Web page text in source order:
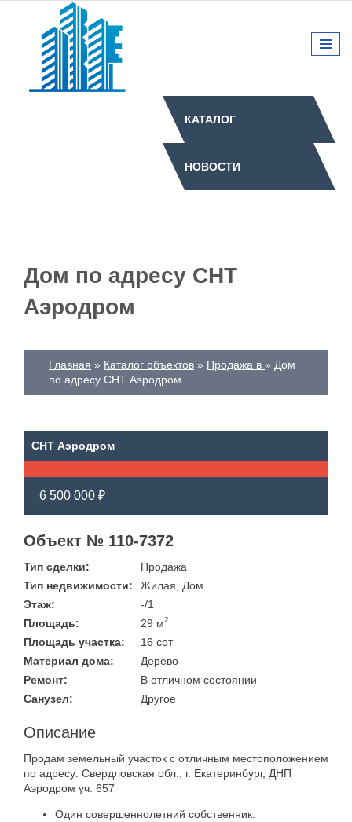
КАТАЛОГ
НОВОСТИ
Дом по адресу СНТ
Аэродром
Главная Каталог объектов Продажа в
Дом
по адресу СНТ Аэродром
СНТ Аэродром
6 500 000 ₽
Объект № 110-7372
Тип сделки:
Продажа
Тип недвижимости:
Жилая, Дом
Этаж:
-/1
Площадь:
29 м2
Площадь участка:
16 сот
Материал дома:
Дерево
Ремонт:
В отличном состоянии
Санузел:
Другое
Описание
Продам земельный участок с отличным местоположением
по адресу: Свердловская обл., г. Екатеринбург, ДНП
Аэродром уч. 657
Один совершеннолетний собственник.